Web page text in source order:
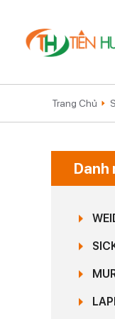
Trang Chủ
Danh